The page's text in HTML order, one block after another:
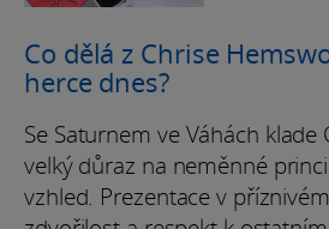
Co dělá z Chrise
herce dnes?
Se Saturnem ve Váhách
velký důraz na neměnné
vzhled. Prezentace v